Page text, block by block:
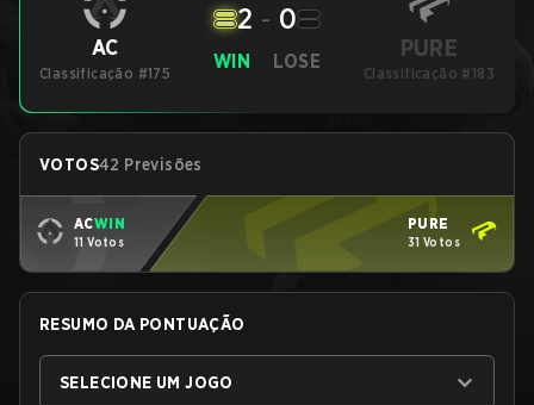
AC
Classificação #175
WIN
2 - 0
LOSE PURE
Classificação #183
VOTOS42 Previsões
ACWIN
11 Votos
PURE
31 Votos
RESUMO DA PONTUAÇÃO
SELECIONE UM JOGO